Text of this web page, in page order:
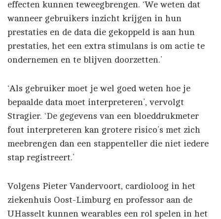
effecten kunnen teweegbrengen. ‘We weten dat
wanneer gebruikers inzicht krijgen in hun
prestaties en de data die gekoppeld is aan hun
prestaties, het een extra stimulans is om actie te
ondernemen en te blijven doorzetten.’
‘Als gebruiker moet je wel goed weten hoe je
bepaalde data moet interpreteren’, vervolgt
Stragier. ‘De gegevens van een bloeddrukmeter
fout interpreteren kan grotere risico’s met zich
meebrengen dan een stappenteller die niet iedere
stap registreert.’
Volgens Pieter Vandervoort, cardioloog in het
ziekenhuis Oost-Limburg en professor aan de
UHasselt kunnen wearables een rol spelen in het